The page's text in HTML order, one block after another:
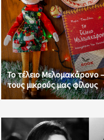
Το τέλειο Μελομακάρονο
τους μικρούς μας φίλους